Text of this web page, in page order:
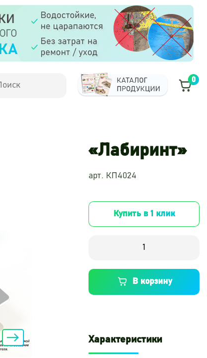
0
«Лабиринт»
арт. КП4024
Купить в 1 клик
В корзину
Характеристики